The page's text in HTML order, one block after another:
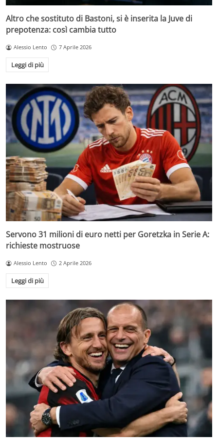
Altro che sostituto di Bastoni, si è inserita la Juve di
prepotenza: così cambia tutto
Alessio Lento 7 Aprile 2026
Leggi di più
Servono 31 milioni di euro netti per Goretzka in Serie A:
richieste mostruose
Alessio Lento 2 Aprile 2026
Leggi di più